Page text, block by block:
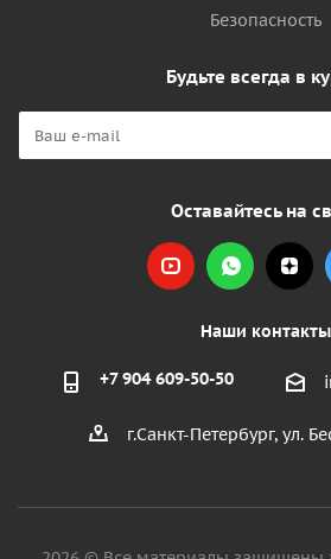
Безопасность
Будьте всегда в
Оставайтесь на
Наши контакты
+7 904 609-50-50
г.Санкт-Петербург, ул.